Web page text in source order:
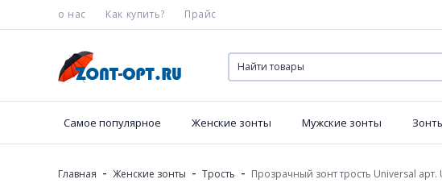
о нас Как купить? Прайс
Самое популярное Женские зонты Мужские зонты
Главная - Женские зонты - Трость - Прозрачный зонт трость Universal арт.